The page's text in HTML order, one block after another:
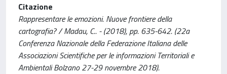
Citazione
Rappresentare le emozioni. Nuove frontiere della
cartografia? / Madau, C.. - (2018), pp. 635-642. (22a
Conferenza Nazionale della Federazione Italiana delle
Associazioni Scientifiche per le informazioni Territoriali e
Ambientali Bolzano 27-29 novembre 2018).